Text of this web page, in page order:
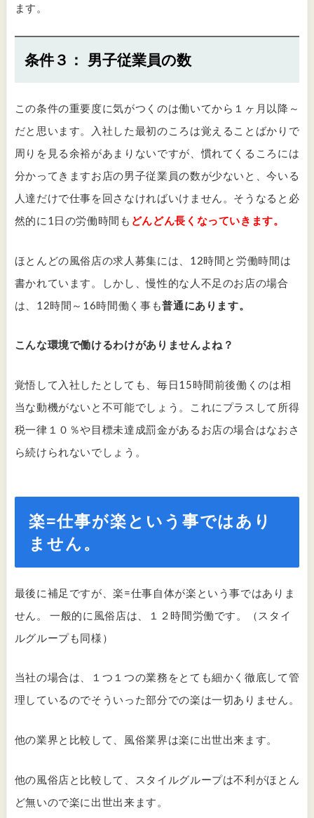
ます。
条件３： 男子従業員の数
この条件の重要度に気がつくのは働いてから１ヶ月以降～
だと思います。入社した最初のころは覚えることばかりで
周りを見る余裕があまりないですが、慣れてくるころには
分かってきますお店の男子従業員の数が少ないと、今いる
人達だけで仕事を回さなければいけません。そうなると必
然的に1日の労働時間も どんどん長くなっていきます。
ほとんどの風俗店の求人募集には、12時間と労働時間は
書かれています。しかし、慢性的な人不足のお店の場合
は、12時間～16時間働く事も普通にあります。
こんな環境で働けるわけがありませんよね？
覚悟して入社したとしても、毎日15時間前後働くのは相
当な動機がないと不可能でしょう。これにプラスして所得
税一律１０％や目標未達成罰金があるお店の場合はなおさ
ら続けられないでしょう。
楽=仕事が楽という事ではあり
ません。
最後に補足ですが、楽=仕事自体が楽という事ではありま
せん。 一般的に風俗店は、１２時間労働です。（スタイ
ルグループも同様）
当社の場合は、１つ１つの業務をとても細かく徹底して管
理しているのでそういった部分での楽は一切ありません。
他の業界と比較して、風俗業界は楽に出世出来ます。
他の風俗店と比較して、スタイルグループは不利がほとん
ど無いので楽に出世出来ます。